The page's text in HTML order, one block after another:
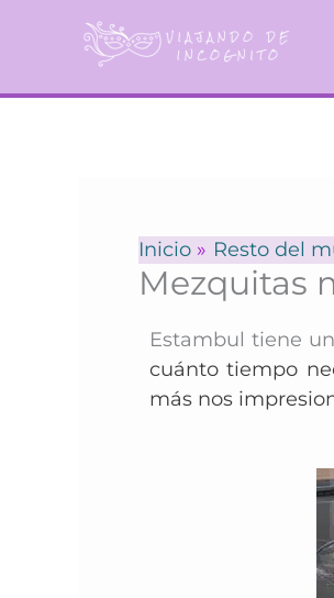
contenido
Inicio Resto del
Mezquitas
Estambul tiene
cuánto tiempo
más nos